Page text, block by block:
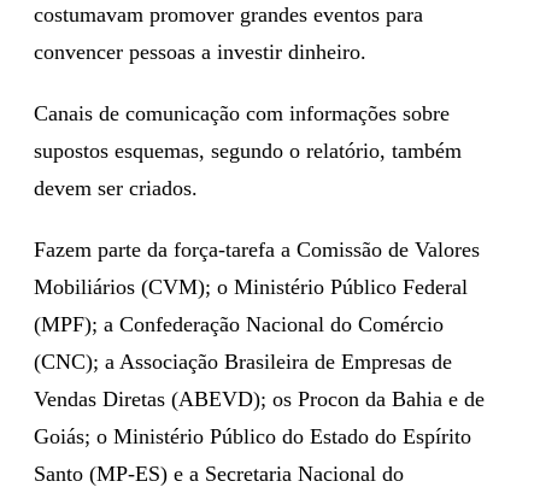
costumavam promover grandes eventos para
convencer pessoas a investir dinheiro.
Canais de comunicação com informações sobre
supostos esquemas, segundo o relatório, também
devem ser criados.
Fazem parte da força-tarefa a Comissão de Valores
Mobiliários (CVM); o Ministério Público Federal
(MPF); a Confederação Nacional do Comércio
(CNC); a Associação Brasileira de Empresas de
Vendas Diretas (ABEVD); os Procon da Bahia e de
Goiás; o Ministério Público do Estado do Espírito
Santo (MP-ES) e a Secretaria Nacional do